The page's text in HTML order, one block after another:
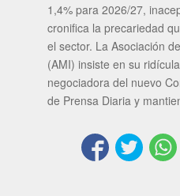
1,4% para 2026/27,
cronifica la precariedad
el sector. La Asociación
(AMI) insiste en su
negociadora del nuevo
de Prensa Diaria y